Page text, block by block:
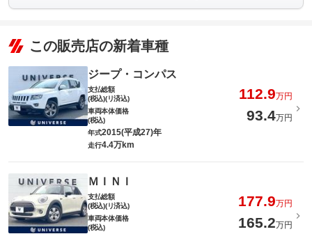
この販売店の新着車種
ジープ・コンパス
支払総額
(税込)(リ済込)
112.9万円
車両本体価格
(税込)
93.4万円
年式2015(平成27)年
走行4.4万km
ＭＩＮＩ
支払総額
(税込)(リ済込)
177.9万円
車両本体価格
(税込)
165.2万円